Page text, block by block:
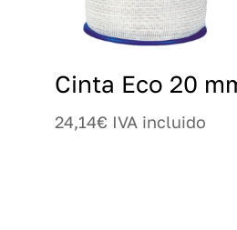
Cinta Eco 20
24,14€ IVA incluido